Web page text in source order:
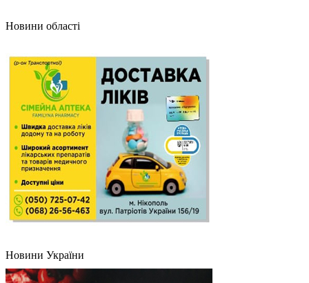
Новини області
Новини України